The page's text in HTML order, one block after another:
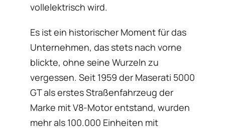
vollelektrisch wird.
Es ist ein historischer Moment für das
Unternehmen, das stets nach vorne
blickte, ohne seine Wurzeln zu
vergessen. Seit 1959 der Maserati 5000
GT als erstes Straßenfahrzeug der
Marke mit V8-Motor entstand, wurden
mehr als 100.000 Einheiten mit